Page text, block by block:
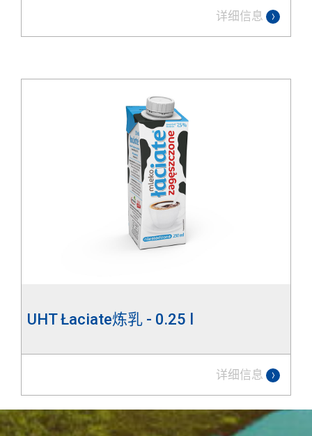
详细信息
UHT Łaciate炼乳 - 0.25 l
详细信息